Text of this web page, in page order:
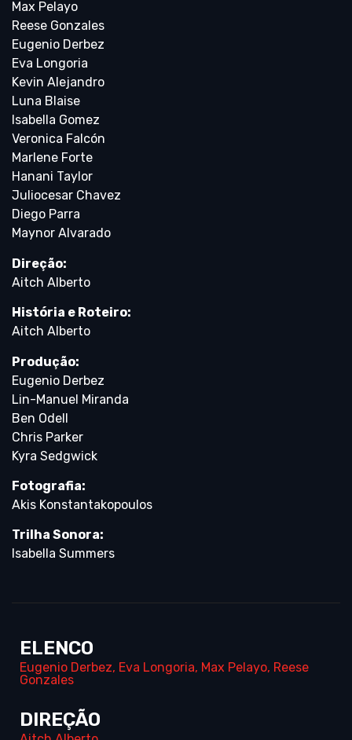
Max Pelayo
Reese Gonzales
Eugenio Derbez
Eva Longoria
Kevin Alejandro
Luna Blaise
Isabella Gomez
Veronica Falcón
Marlene Forte
Hanani Taylor
Juliocesar Chavez
Diego Parra
Maynor Alvarado
Direção:
Aitch Alberto
História e Roteiro:
Aitch Alberto
Produção:
Eugenio Derbez
Lin-Manuel Miranda
Ben Odell
Chris Parker
Kyra Sedgwick
Fotografia:
Akis Konstantakopoulos
Trilha Sonora:
Isabella Summers
ELENCO
Eugenio Derbez, Eva Longoria, Max Pelayo, Reese
Gonzales
DIREÇÃO